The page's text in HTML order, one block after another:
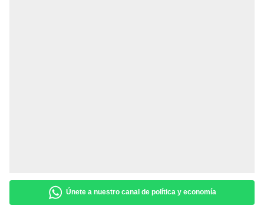
Únete a nuestro canal de política y economía